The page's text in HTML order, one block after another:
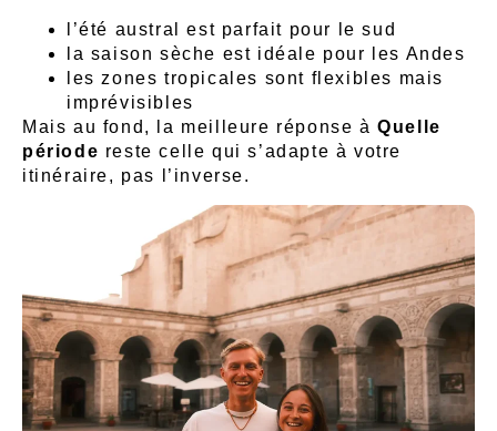
l’été austral est parfait pour le sud
la saison sèche est idéale pour les Andes
les zones tropicales sont flexibles mais
imprévisibles
Mais au fond, la meilleure réponse àQuelle
période reste celle qui s’adapte à votre
itinéraire, pas l’inverse.